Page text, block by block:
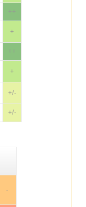
++
+
++
+
+/-
+/-
-